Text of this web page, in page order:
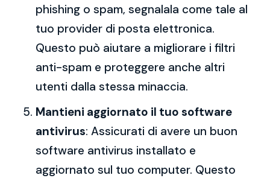
phishing o spam, segnalala come tale al
tuo provider di posta elettronica.
Questo può aiutare a migliorare i filtri
anti-spam e proteggere anche altri
utenti dalla stessa minaccia.
Mantieni aggiornato il tuo software
antivirus: Assicurati di avere un buon
software antivirus installato e
aggiornato sul tuo computer. Questo